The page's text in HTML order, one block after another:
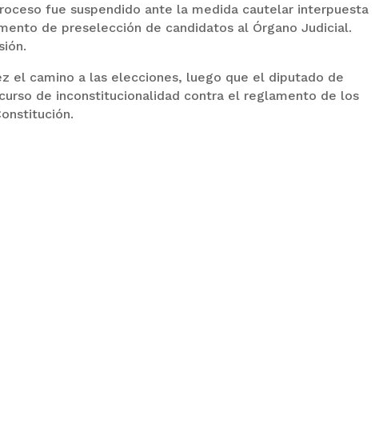
fue suspendido ante la medida cautelar interpuesta
de preselección de candidatos al Órgano Judicial.
el camino a las elecciones, luego que el diputado de
de inconstitucionalidad contra el reglamento de los